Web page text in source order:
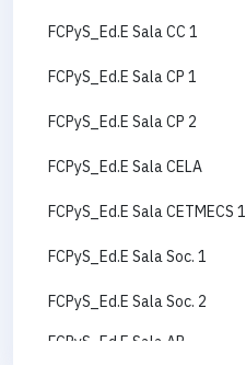
FCPyS_Ed.E Sala CC 1
FCPyS_Ed.E Sala CP 1
FCPyS_Ed.E Sala CP 2
FCPyS_Ed.E Sala CELA
FCPyS_Ed.E Sala CETMECS 1
FCPyS_Ed.E Sala Soc. 1
FCPyS_Ed.E Sala Soc. 2
FCPyS_Ed.E Sala AP